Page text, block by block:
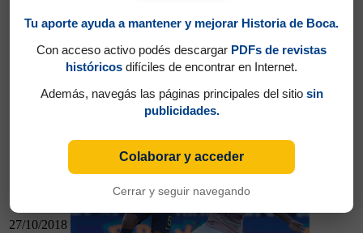
30/09/2018
Boca 3 - Colón (Sta. Fe) 1
27/10/2018
Gimnasia (LP) 2 - Boca 1
Tu aporte ayuda a mantener y mejorar Historia de Boca.
Con acceso activo podés descargar PDFs de revistas
históricos difíciles de encontrar en Internet.
Además, navegás las páginas principales del sitio sin
publicidades.
Colaborar y acceder
Cerrar y seguir navegando